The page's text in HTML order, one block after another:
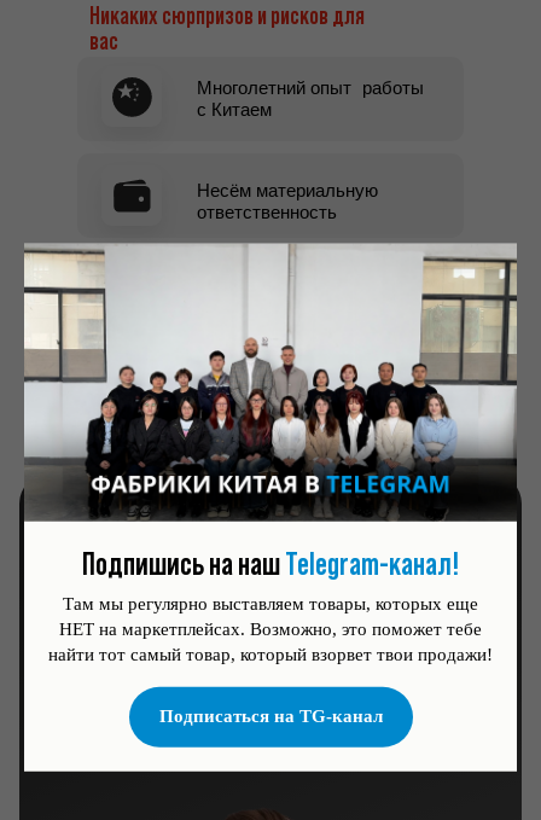
Никаких сюрпризов и рисков для
вас
Многолетний опыт работы
с Китаем
Несём материальную
ответственность
Внештатные ситуации
решаем своими силами
выгоды и возможности нашего
фулфилмента в Китае за пару минут
общения с нашим экспертом
Узнай все условия
Подпишись на нашTelegram-канал!
Там мы регулярно выставляем товары, которых еще
НЕТ на маркетплейсах. Возможно, это поможет тебе
найти тот самый товар, который взорвет твои продажи!
Подписаться на TG-канал